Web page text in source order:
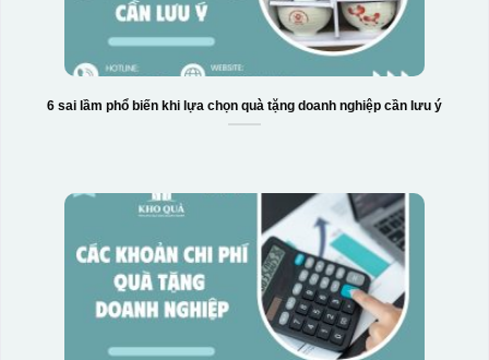
6 sai lầm phổ biến khi lựa chọn quà tặng doanh nghiệp cần lưu ý